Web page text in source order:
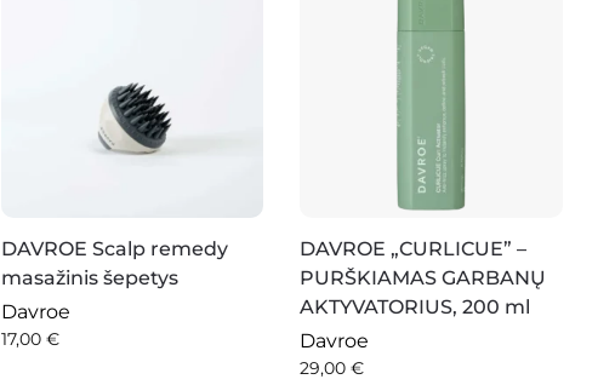
DAVROE Scalp remedy
masažinis šepetys
Davroe
17,00 €
DAVROE „CURLICUE” –
PURŠKIAMAS GARBANŲ
AKTYVATORIUS, 200 ml
Davroe
29,00€